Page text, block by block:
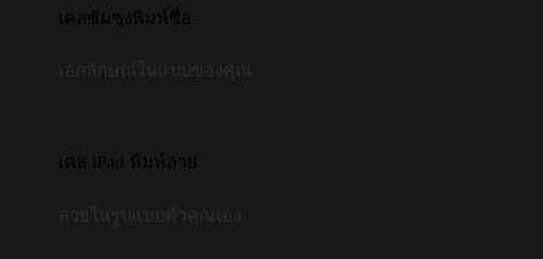
เคสซัมซุงพิมพ์ชื่อ
เคส iPad พิมพ์ลาย